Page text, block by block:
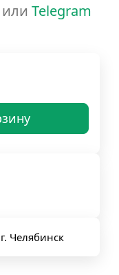
Telegram
Челябинск